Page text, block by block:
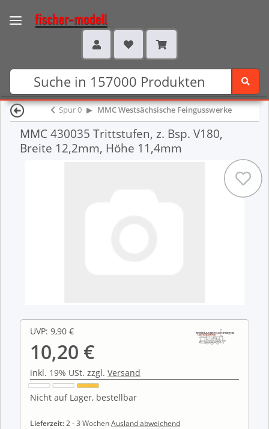
Spur 0 MMC Westsächsische Feingusswerke
MMC 430035 Trittstufen, z. Bsp. V180,
Breite 12,2mm, Höhe 11,4mm
UVP: 9,90 €
10,20 €
inkl. 19% USt. zzgl. Versand
Nicht auf Lager, bestellbar
Lieferzeit:2 - 3 WochenAusland abweichend